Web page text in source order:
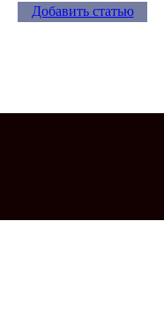
Добавить статью